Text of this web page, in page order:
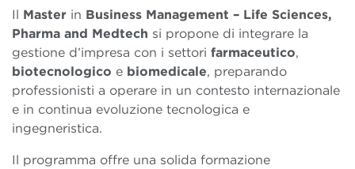
Il Master in Business Management – Life Sciences,
Pharma and Medtech si propone di integrare la
gestione d’impresa con i settori farmaceutico,
biotecnologico e biomedicale, preparando
professionisti a operare in un contesto internazionale
e in continua evoluzione tecnologica e
ingegneristica.
Il programma offre una solida formazione